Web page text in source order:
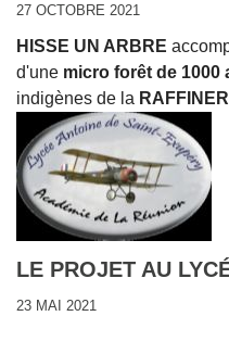
27 OCTOBRE 2021
HISSE UN ARBRE
d'une micro forêt de 1000
indigènes de la
LE PROJET AU
23 MAI 2021